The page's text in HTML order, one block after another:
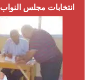
انتخابات مجلس النواب